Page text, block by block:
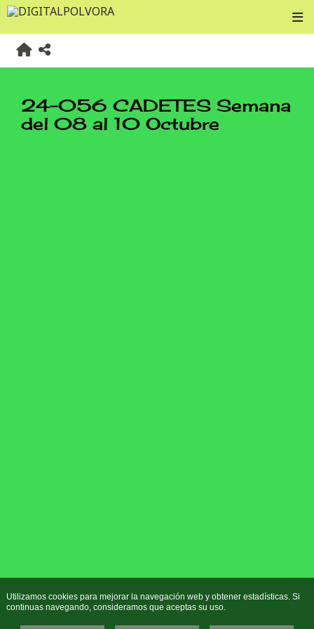
24-056 CADETES Semana
del 08 al 10 Octubre
Utilizamos cookies para mejorar la navegación web y obtener estadísticas. Si
continuas navegando, consideramos que aceptas su uso.